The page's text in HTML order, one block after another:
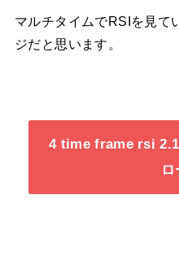
マルチタイムでRSIを見て
ジだと思います。
4 time frame rsi